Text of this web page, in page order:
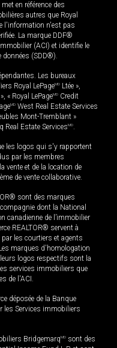
en référence des
autres que Royal
l'information n'est pas
La marque DDF®
(ACI) et identifie le
données (SDD®).
Les bureaux
Royal LePageMD Ltée »,
», « Royal LePageMD Credit
MD West Real Estate Services
Mont-Tremblant »
Real Estate ServicesMD.
les logos qui s'y rapportent
par les membres
vente et de la location de
de vente collaborative.
sont des marques
dont la National
canadienne de l’immobilier
REALTOR® servent à
les courtiers et agents
marques d'homologation
logos respectifs sont la
services immobiliers que
de l'ACI.
déposée de la Banque
les Services immobiliers
BridgemarqMD sont des